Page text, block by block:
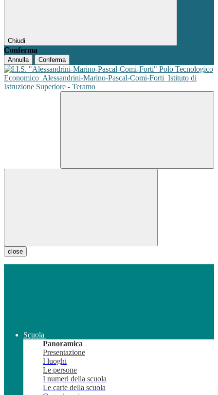
Chiudi
Conferma
Annulla Conferma
Polo Tecnologico
Economico Alessandrini-Marino-Pascal-Comi-Forti Istituto di
Istruzione Superiore - Teramo
close
Scuola
Panoramica
Presentazione
I luoghi
Le persone
I numeri della scuola
Le carte della scuola